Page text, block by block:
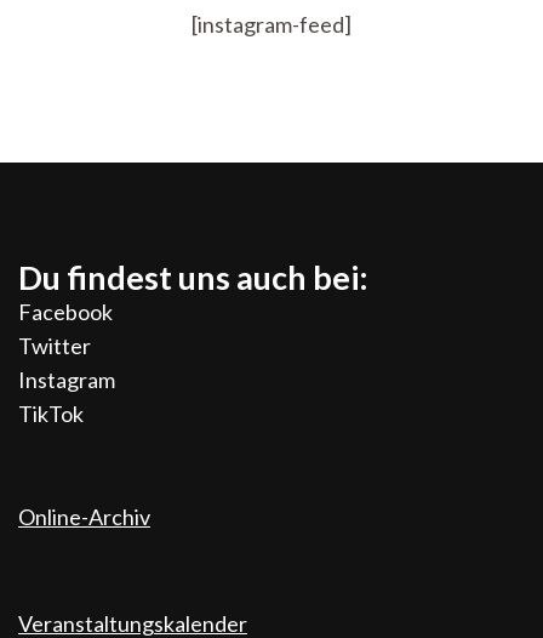
[instagram-feed]
Du findest uns auch bei:
Facebook
Twitter
Instagram
TikTok
Online-Archiv
Veranstaltungskalender